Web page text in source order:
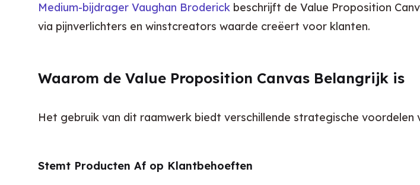
Medium-bijdrager Vaughan Broderick beschrijft de Value Proposition
via pijnverlichters en winstcreators waarde creëert voor klanten.
Waarom de Value Proposition Canvas Belangrijk is
Het gebruik van dit raamwerk biedt verschillende strategische
Stemt Producten Af op Klantbehoeften